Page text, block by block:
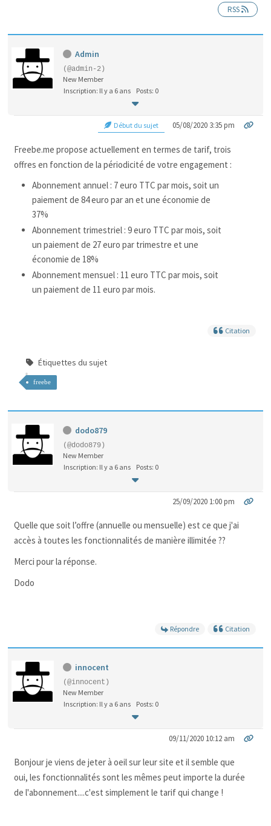
RSS
Admin
(@admin-2)
New Member
Inscription: Il y a 6 ans
Posts: 0
Début du sujet 05/08/2020 3:35 pm
Freebe.me propose actuellement en termes de tarif, trois
offres en fonction de la périodicité de votre engagement :
Abonnement annuel : 7 euro TTC par mois, soit un
paiement de 84 euro par an et une économie de
37%
Abonnement trimestriel : 9 euro TTC par mois, soit
un paiement de 27 euro par trimestre et une
économie de 18%
Abonnement mensuel : 11 euro TTC par mois, soit
un paiement de 11 euro par mois.
Citation
Étiquettes du sujet
freebe
dodo879
(@dodo879)
New Member
Inscription: Il y a 6 ans
Posts: 0
25/09/2020 1:00 pm
Quelle que soit l’offre (annuelle ou mensuelle) est ce que j'ai
accès à toutes les fonctionnalités de manière illimitée ??
Merci pour la réponse.
Dodo
Répondre Citation
innocent
(@innocent)
New Member
Inscription: Il y a 6 ans
Posts: 0
09/11/2020 10:12 am
Bonjour je viens de jeter à oeil sur leur site et il semble que
oui, les fonctionnalités sont les mêmes peut importe la durée
de l'abonnement....c'est simplement le tarif qui change !